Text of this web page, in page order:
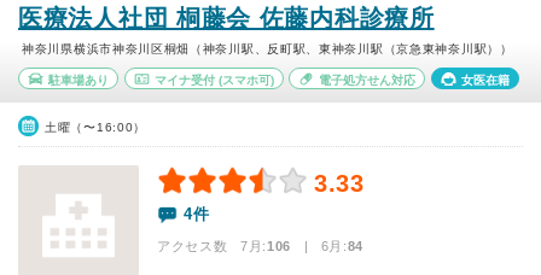
医療法人社団 桐藤会 佐藤内科診療所
神奈川県横浜市神奈川区桐畑（神奈川駅、反町駅、東神奈川駅（京急東神奈川駅））
駐車場あり マイナ受付(スマホ可) 電子処方せん対応 女医在籍
土曜（〜16:00）
3.33
4件
アクセス数 7月:106 | 6月:84